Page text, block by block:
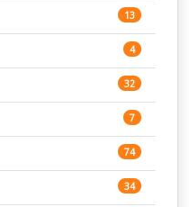
146
231
134
2
153
345
13
4
32
7
74
34